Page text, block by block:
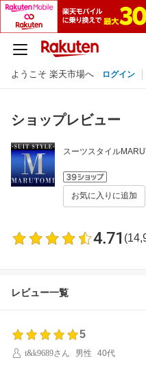
ようこそ 楽天市場へ ログイン
ショップレビュー
スーツスタイル
お気に入りに追加
4.71
レビュー一覧
5
t&k9689さん
男性 40代